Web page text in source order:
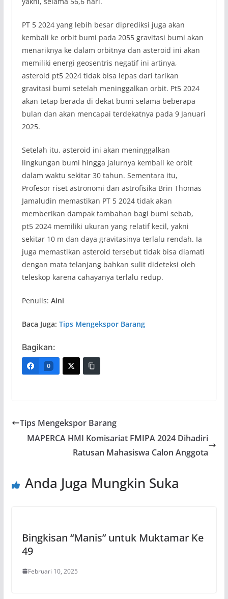
PT 5 2024 yang lebih besar diprediksi juga akan
kembali ke orbit bumi pada 2055 gravitasi bumi akan
menariknya ke dalam orbitnya dan asteroid ini akan
memiliki energi geosentris negatif ini artinya,
asteroid pt5 2024 tidak bisa lepas dari tarikan
gravitasi bumi setelah meninggalkan orbit. Pt5 2024
akan tetap berada di dekat bumi selama beberapa
bulan dan akan mencapai terdekatnya pada 9 Januari
2025.
Setelah itu, asteroid ini akan meninggalkan
lingkungan bumi hingga jalurnya kembali ke orbit
dalam waktu sekitar 30 tahun. Sementara itu,
Profesor riset astronomi dan astroﬁsika Brin Thomas
Jamaludin memastikan PT 5 2024 tidak akan
memberikan dampak tambahan bagi bumi sebab,
pt5 2024 memiliki ukuran yang relatif kecil, yakni
sekitar 10 m dan daya gravitasinya terlalu rendah. Ia
juga memastikan asteroid tersebut tidak bisa diamati
dengan mata telanjang bahkan sulit dideteksi oleh
teleskop karena cahayanya terlalu redup.
Penulis: Aini
Baca Juga: Tips Mengekspor Barang
Bagikan:
0
Tips Mengekspor Barang
MAPERCA HMI Komisariat FMIPA 2024 Dihadiri
Ratusan Mahasiswa Calon Anggota
Anda Juga Mungkin Suka
Bingkisan “Manis” untuk Muktamar Ke
49
Februari 10, 2025